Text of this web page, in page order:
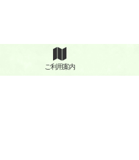
ご利用案内